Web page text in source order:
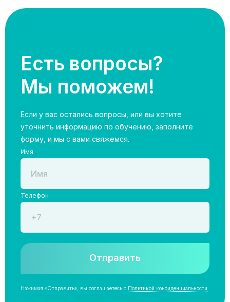
Есть вопросы?
Мы поможем!
Если у вас остались вопросы, или вы хотите
уточнить информацию по обучению, заполните
форму, и мы с вами свяжемся.
Имя
Телефон
Отправить
Нажимая «Отправить», вы соглашаетесь с Политикой конфиденциальности